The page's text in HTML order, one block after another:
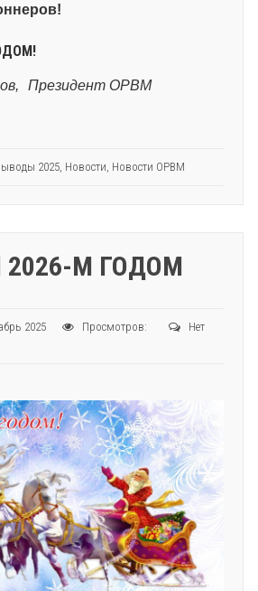
Президент ОРВМ
2025, Новости Новости ОРВМ
М ГОДОМ
2025 Просмотров:
Нет